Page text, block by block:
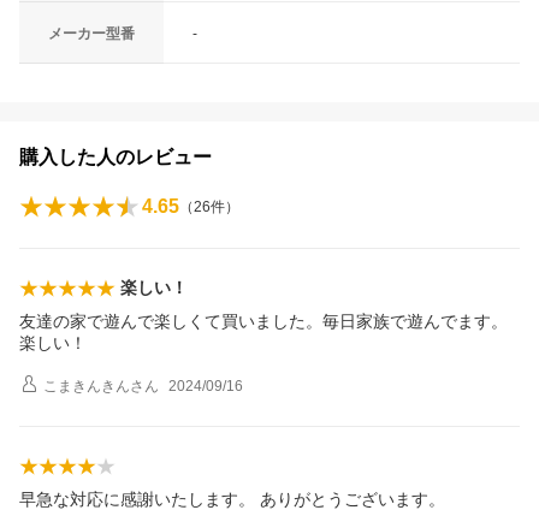
メーカー型番 -
購入した人のレビュー
4.65 （26件）
楽しい！
友達の家で遊んで楽しくて買いました。毎日家族で遊んでます。
楽しい！
こまきんきんさん 2024/09/16
早急な対応に感謝いたします。 ありがとうございます。